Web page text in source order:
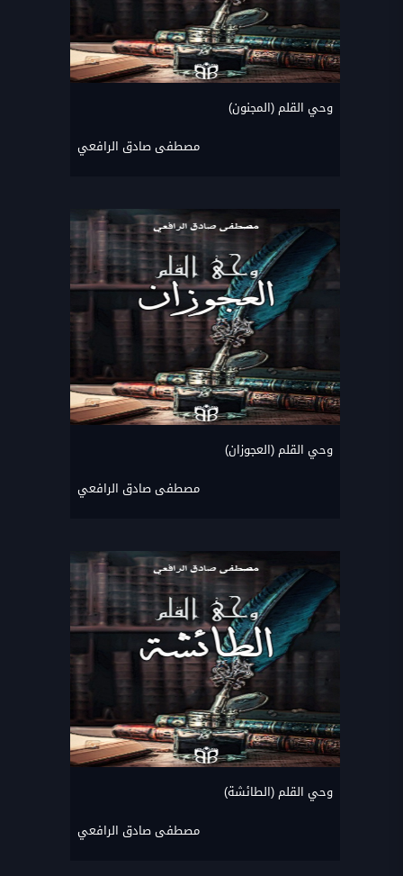
وحي القلم (المجنون)
مصطفى صادق الرافعي
وحي القلم (العجوزان)
مصطفى صادق الرافعي
وحي القلم (الطائشة)
مصطفى صادق الرافعي